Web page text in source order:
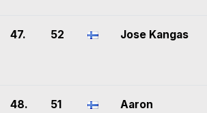
47. 52 Jose Kangas
48. 51
Aaron